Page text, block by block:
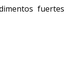
fuertes